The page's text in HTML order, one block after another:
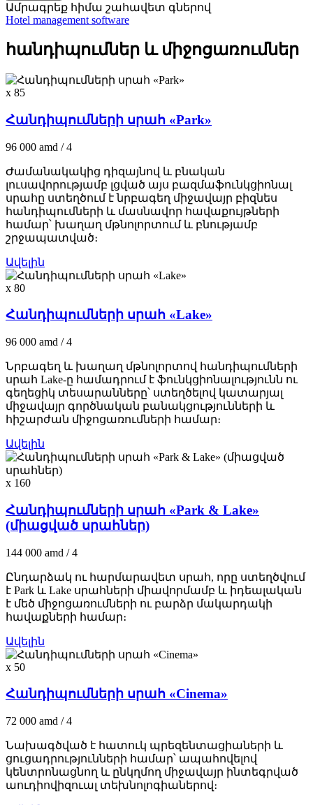
Ամրագրեք հիմա շահավետ գներով
Hotel management software
հանդիպումներ և միջոցառումներ
x 85
Հանդիպումների սրահ «Park»
96 000 amd / 4
Ժամանակակից դիզայնով և բնական
լուսավորությամբ լցված այս բազմաֆունկցիոնալ
սրահը ստեղծում է նրբագեղ միջավայր բիզնես
հանդիպումների և մասնավոր հավաքույթների
համար՝ խաղաղ մթնոլորտում և բնությամբ
շրջապատված։
Ավելին
x 80
Հանդիպումների սրահ «Lake»
96 000 amd / 4
Նրբագեղ և խաղաղ մթնոլորտով հանդիպումների
սրահ Lake-ը համադրում է ֆունկցիոնալությունն ու
գեղեցիկ տեսարանները՝ ստեղծելով կատարյալ
միջավայր գործնական բանակցությունների և
հիշարժան միջոցառումների համար։
Ավելին
x 160
Հանդիպումների սրահ «Park & Lake»
(միացված սրահներ)
144 000 amd / 4
Ընդարձակ ու հարմարավետ սրահ, որը ստեղծվում
է Park և Lake սրահների միավորմամբ և իդեալական
է մեծ միջոցառումների ու բարձր մակարդակի
հավաքների համար։
Ավելին
x 50
Հանդիպումների սրահ «Cinema»
72 000 amd / 4
Նախագծված է հատուկ պրեզենտացիաների և
ցուցադրությունների համար՝ ապահովելով
կենտրոնացնող և ընկղմող միջավայր ինտեգրված
աուդիովիզուալ տեխնոլոգիաներով։